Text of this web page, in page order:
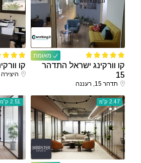
מאומת
קו וורקינג ישראל התדהר
15
תדהר 15, רעננה
קו
היצירה 3, רעננה
2.47 ק"מ 2.51 ק"מ